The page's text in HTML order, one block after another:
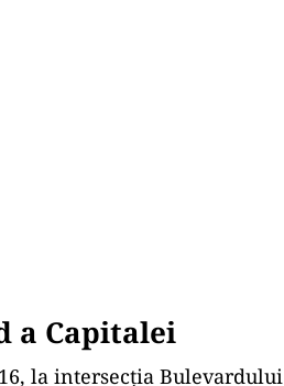
a Capitalei
la intersecția Bulevardului